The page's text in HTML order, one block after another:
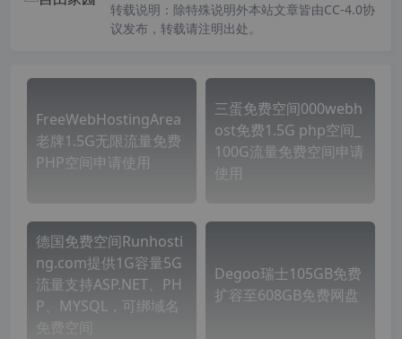
转载说明： 除特殊说明外本站文章皆由CC-4.0协
议发布，转载请注明出处。
FreeWebHostingArea
老牌1.5G无限流量免费
PHP空间申请使用
三蛋免费空间000webh
ost免费1.5G php空间_
100G流量免费空间申请
使用
德国免费空间Runhosti
ng.com提供1G容量5G
流量支持ASP.NET、PH
P、MYSQL，可绑域名
免费空间
Degoo瑞士105GB免费
扩容至608GB免费网盘